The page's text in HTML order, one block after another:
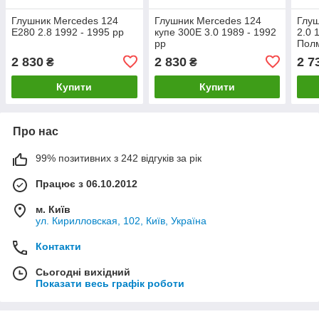
Глушник Mercedes 124
E280 2.8 1992 - 1995 рр
2 830 ₴
Купити
Глушник Mercedes 124
купе 300E 3.0 1989 - 1992
рр
2 830₴
Купити
2.0
2
Про нас
99% позитивних з 242 відгуків за рік
Працює з 06.10.2012
м. Київ
ул. Кирилловская, 102, Київ, Україна
Контакти
Сьогодні вихідний
Показати весь графік роботи